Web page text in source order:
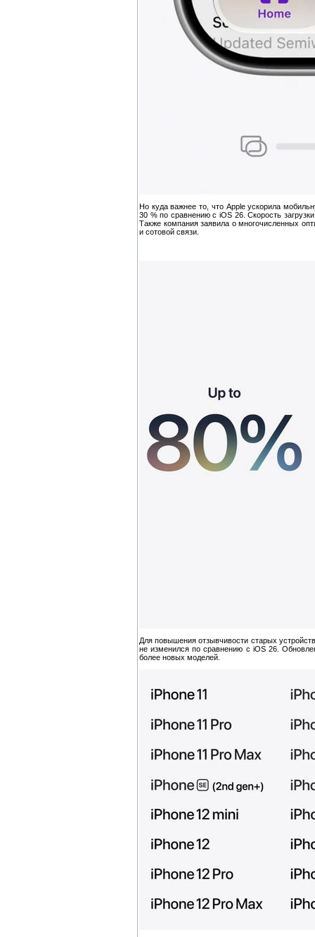
Но куда важнее то, что Apple ускорила
30 % по сравнению с iOS 26. Скорость
Также компания заявила о многочисленных
и сотовой связи.
Для повышения отзывчивости старых
не изменился по сравнению с iOS 26.
более новых моделей.